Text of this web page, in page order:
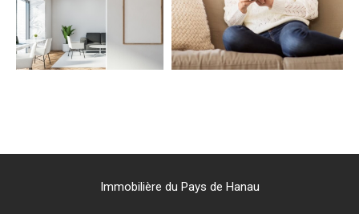
Immobilière du Pays de Hanau